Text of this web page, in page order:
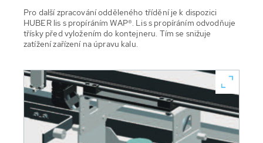
Pro další zpracování odděleného třídění je k dispozici
HUBER lis s propíráním WAP®. Lis s propíráním odvodňuje
třísky před vyložením do kontejneru. Tím se snižuje
zatížení zařízení na úpravu kalu.